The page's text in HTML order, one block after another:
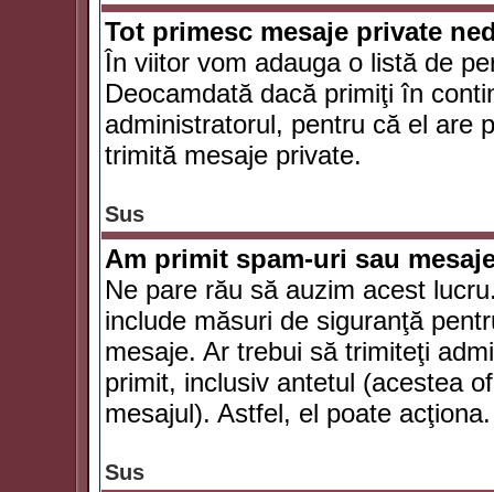
Tot primesc mesaje private
În viitor vom adauga o listă de
Deocamdată dacă primiţi în
administratorul, pentru că el are
trimită mesaje private.
Sus
Am primit spam-uri sau
Ne pare rău să auzim acest
include măsuri de siguranţă
mesaje. Ar trebui să trimiteţi
primit, inclusiv antetul (acestea
mesajul). Astfel, el poate acţiona.
Sus